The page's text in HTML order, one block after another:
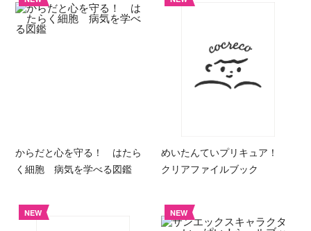
からだと心を守る！ はたら
く細胞 病気を学べる図鑑
めいたんていプリキュア！
クリアファイルブック
NEW NEW